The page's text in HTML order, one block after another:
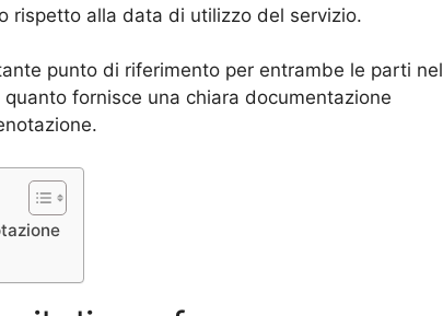
rispetto alla data di utilizzo del servizio.
punto di riferimento per entrambe le parti nel
fornisce una chiara documentazione